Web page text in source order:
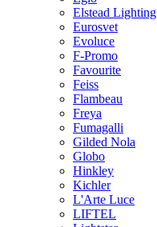
Elstead Lighting
Eurosvet
Evoluce
F-Promo
Favourite
Feiss
Flambeau
Freya
Fumagalli
Gilded Nola
Globo
Hinkley
Kichler
L'Arte Luce
LIFTEL